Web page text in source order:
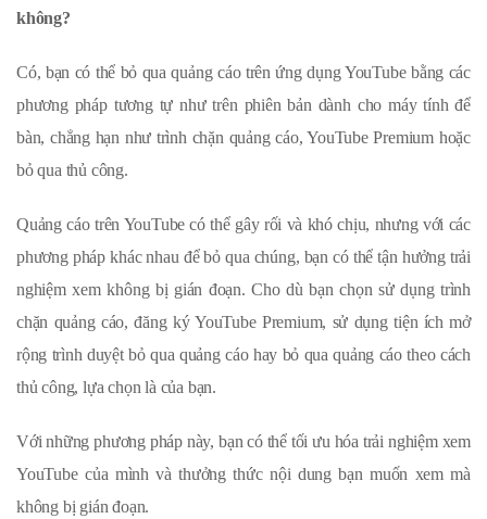
không?
Có, bạn có thể bỏ qua quảng cáo trên ứng dụng YouTube bằng các
phương pháp tương tự như trên phiên bản dành cho máy tính để
bàn, chẳng hạn như trình chặn quảng cáo, YouTube Premium hoặc
bỏ qua thủ công.
Quảng cáo trên YouTube có thể gây rối và khó chịu, nhưng với các
phương pháp khác nhau để bỏ qua chúng, bạn có thể tận hưởng trải
nghiệm xem không bị gián đoạn. Cho dù bạn chọn sử dụng trình
chặn quảng cáo, đăng ký YouTube Premium, sử dụng tiện ích mở
rộng trình duyệt bỏ qua quảng cáo hay bỏ qua quảng cáo theo cách
thủ công, lựa chọn là của bạn.
Với những phương pháp này, bạn có thể tối ưu hóa trải nghiệm xem
YouTube của mình và thưởng thức nội dung bạn muốn xem mà
không bị gián đoạn.